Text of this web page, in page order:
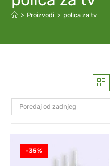
> Proizvodi > polica za tv
Poredaj od zadnjeg
-35%